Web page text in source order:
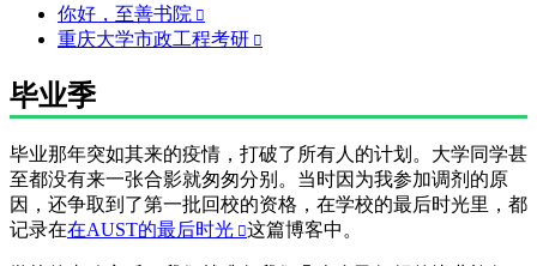
你好，至善书院
重庆大学市政工程考研
毕业季
毕业那年突如其来的疫情，打破了所有人的计划。大学同学甚
至都没有来一张合影就匆匆分别。当时因为我参加调剂的原
因，还争取到了第一批回校的资格，在学校的最后时光里，都
记录在在AUST的最后时光 这篇博客中。